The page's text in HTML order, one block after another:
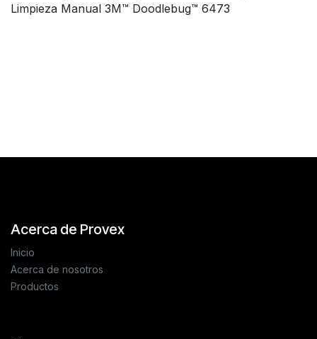
Limpieza Manual 3M™ Doodlebug™ 6473
Acerca de Provex
Inicio
Acerca de nosotros
Productos